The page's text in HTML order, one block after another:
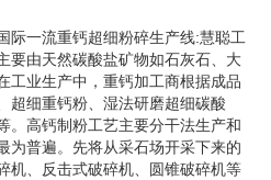
际一流重钙超细粉碎生产线:慧聪工
要由天然碳酸盐矿物如石灰石、大
工业生产中，重钙加工商根据成品
超细重钙粉、湿法研磨超细碳酸
。高钙制粉工艺主要分干法生产和
为普遍。先将从采石场开采下来的
机、反击式破碎机、圆锥破碎机等